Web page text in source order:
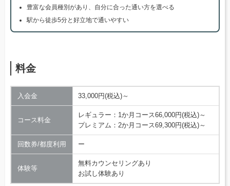
豊富な会員種別があり、自分に合った通い方を選べる
駅から徒歩5分と好立地で通いやすい
料金
入会金 33,000円(税込)～
コース料金
レギュラー：1か月コース66,000円(税込)～
プレミアム：2か月コース69,300円(税込)～
回数券/都度利用 ー
体験等
無料カウンセリングあり
お試し体験あり